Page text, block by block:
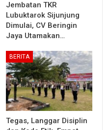
Jembatan TKR
Lubuktarok Sijunjung
Dimulai, CV Beringin
Jaya Utamakan…
BERITA
Tegas, Langgar Disiplin